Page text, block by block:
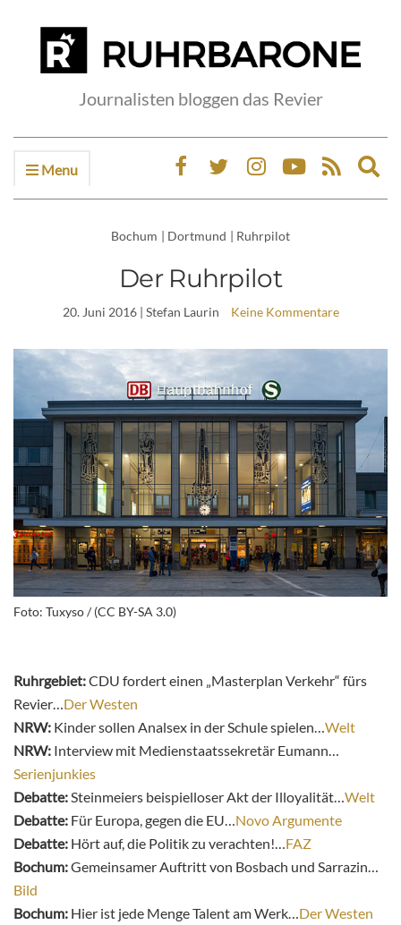
Journalisten bloggen das Revier
Menu
Bochum | Dortmund | Ruhrpilot
Der Ruhrpilot
20. Juni 2016| Stefan Laurin Keine Kommentare
Foto: Tuxyso / (CC BY-SA 3.0)
Ruhrgebiet:CDU fordert einen „Masterplan Verkehr“ fürs
Revier…Der Westen
NRW: Kinder sollen Analsex in der Schule spielen…Welt
NRW: Interview mit Medienstaatssekretär Eumann…
Serienjunkies
Debatte:Steinmeiers beispielloser Akt der Illoyalität…Welt
Debatte: Für Europa, gegen die EU…Novo Argumente
Debatte: Hört auf, die Politik zu verachten!…FAZ
Bochum:Gemeinsamer Auftritt von Bosbach und Sarrazin…
Bild
Bochum: Hier ist jede Menge Talent am Werk…Der Westen